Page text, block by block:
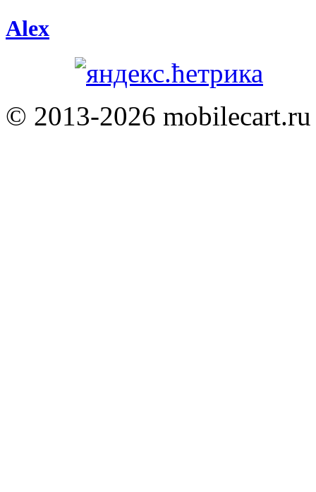
Alex
© 2013-2026 mobilecart.ru